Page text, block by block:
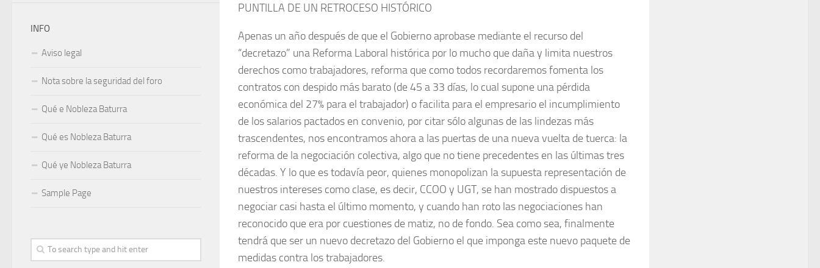
PUNTILLA DE UN RETROCESO HISTÓRICO
Apenas un año después de que el Gobierno aprobase mediante el recurso del
“decretazo” una Reforma Laboral histórica por lo mucho que daña y limita nuestros
derechos como trabaja­dores, reforma que como todos recorda­re­mos fomenta los
contratos con despido más barato (de 45 a 33 días, lo cual supone una pérdida
económica del 27% para el trabaja­dor) o facilita para el empresa­rio el incumplimiento
de los sala­rios pacta­dos en convenio, por citar sólo algunas de las lindezas más
trascendentes, nos encontra­mos ahora a las puertas de una nueva vuelta de tuerca: la
reforma de la negocia­ción colectiva, algo que no tiene precedentes en las últimas tres
déca­das. Y lo que es todavía peor, quienes monopolizan la supuesta representa­ción de
nuestros intere­ses como clase, es decir, CCOO y UGT, se han mostrado dispuestos a
negociar casi hasta el último momento, y cuando han roto las negocia­ciones han
reconocido que era por cuestiones de matiz, no de fondo. Sea como sea, final­mente
tendrá que ser un nuevo decretazo del Gobierno el que imponga este nuevo paquete de
medidas contra los trabajadores.
INFO
Aviso legal
Nota sobre la seguridad del foro
Qué e Nobleza Baturra
Qué es Nobleza Baturra
Qué ye Nobleza Baturra
Sample Page